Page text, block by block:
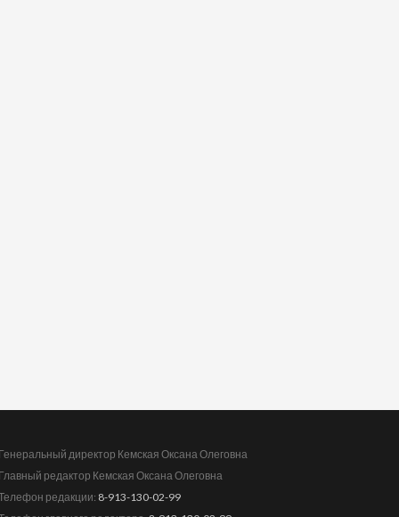
директор Кемская Оксана Олеговна
редактор Кемская Оксана Олеговна
редакции: 8-913-130-02-99